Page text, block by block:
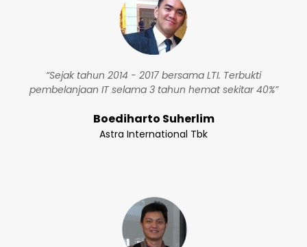
“Sejak tahun 2014 - 2017 bersama LTI. Terbukti
pembelanjaan IT selama 3 tahun hemat sekitar 40%”
Boediharto Suherlim
Astra International Tbk